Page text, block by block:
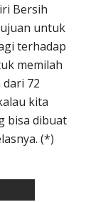
Bersih
untuk
terhadap
memilah
72
kita
bisa dibuat
(*)